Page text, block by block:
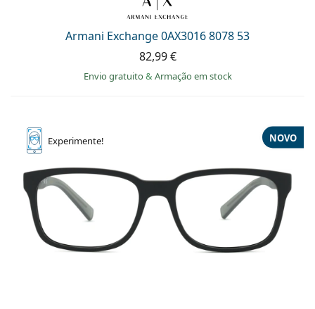
Armani Exchange 0AX3016 8078 53
82,99 €
Envio gratuito& Armação em stock
Experimente! NOVO